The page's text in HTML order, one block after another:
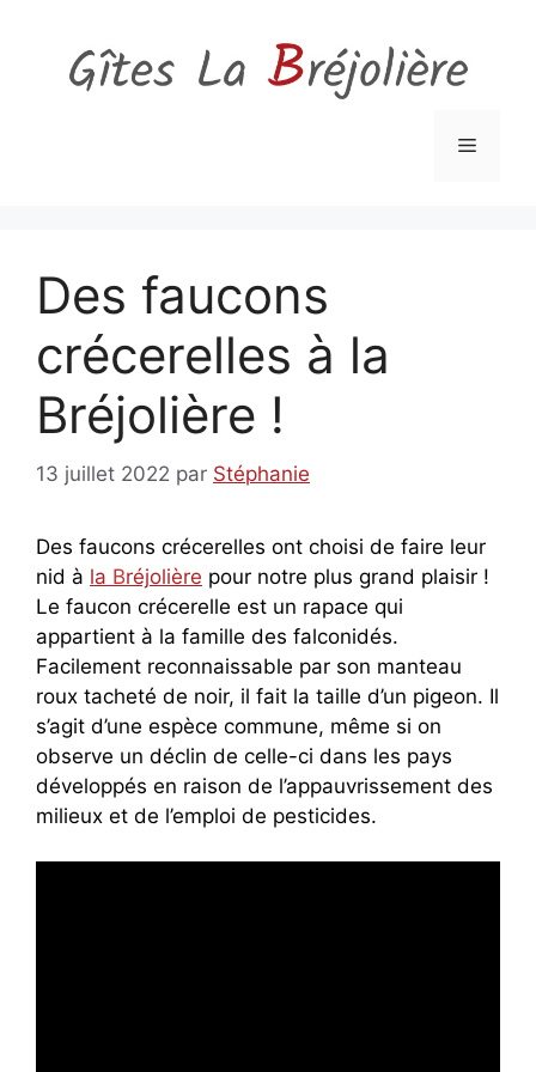
contenu
Menu
Des faucons
crécerelles à la
Bréjolière !
13 juillet 2022 par Stéphanie
Des faucons crécerelles ont choisi de faire leur
nid à la Bréjolière pour notre plus grand plaisir !
Le faucon crécerelle est un rapace qui
appartient à la famille des falconidés.
Facilement reconnaissable par son manteau
roux tacheté de noir, il fait la taille d’un pigeon. Il
s’agit d’une espèce commune, même si on
observe un déclin de celle-ci dans les pays
développés en raison de l’appauvrissement des
milieux et de l’emploi de pesticides.